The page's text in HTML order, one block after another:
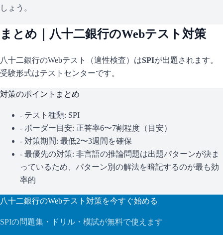
しょう。
まとめ｜ 八十二銀行のWebテスト対策
八十二銀行のWebテスト（適性検査）はSPIが出題されます。
受験形式はテストセンターです。
対策のポイントまとめ
- テスト種類: SPI
- ボーダー目安: 正答率6〜7割程度（目安）
- 対策期間: 最低2〜3週間を確保
- 最優先の対策: 非言語の推論問題は出題パターンが決ま
っているため、パターン別の解法を暗記するのが最も効
率的
八十二銀行のWebテスト対策を今すぐ始める
SPIの問題集・ドリル・模試が無料で使えます